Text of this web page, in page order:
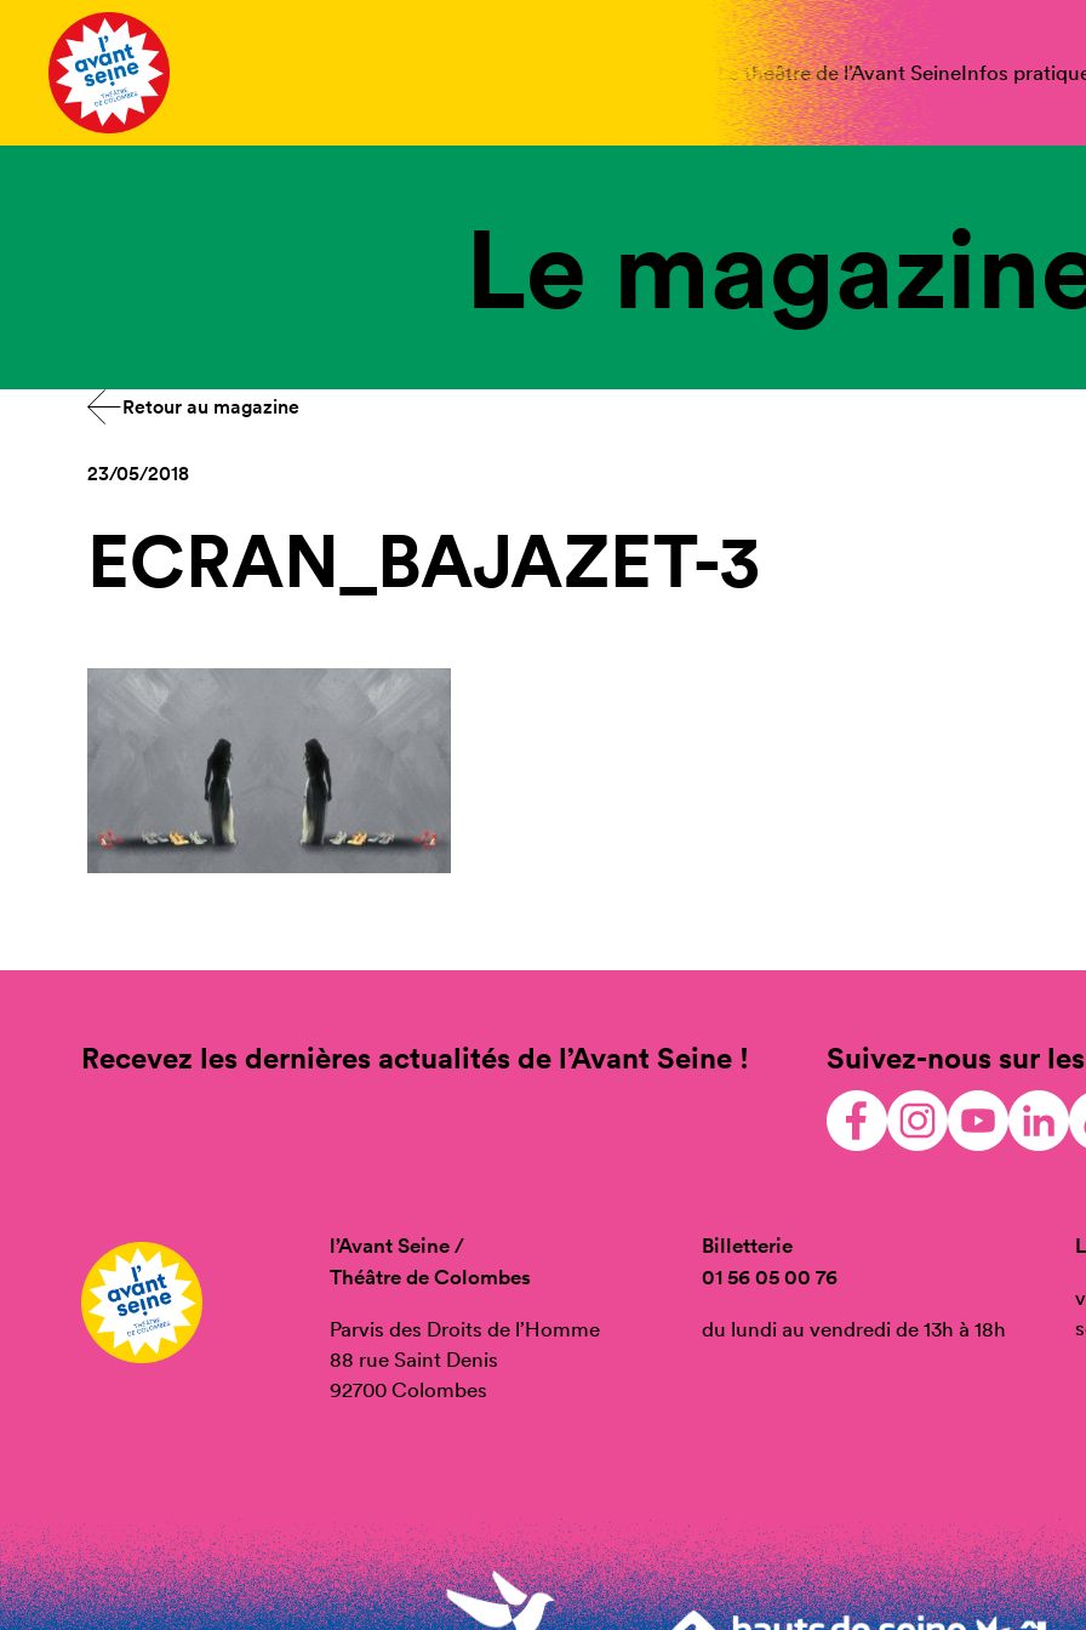
Le théâtre de l’Avant SeineInfos
Le
Retour au magazine
23/05/2018
ECRAN_BAJAZET-3
Recevez les dernières actualités de l’Avant Seine ! Suivez-nous sur
l’Avant Seine /
Théâtre de Colombes
Parvis des Droits de l’Homme
88 rue Saint Denis
92700 Colombes
Billetterie
01 56 05 00 76
du lundi au vendredi de 13h à 18h